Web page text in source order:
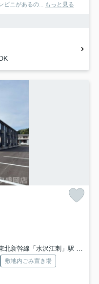
ビニがあるの... もっと見る
北新幹線「水沢江刺」駅 徒歩85分
敷地内ごみ置き場